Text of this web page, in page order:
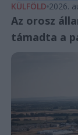
KÜLFÖLD 2026.
Az orosz
támadta a